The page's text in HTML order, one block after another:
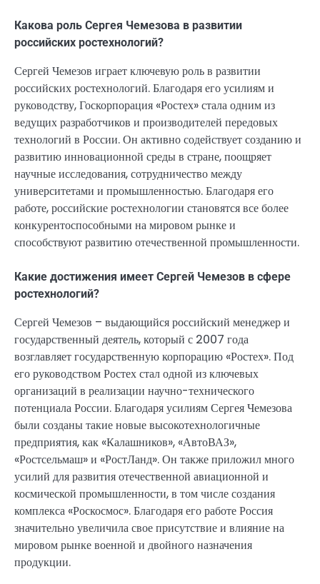
Какова роль Сергея Чемезова в развитии
российских ростехнологий?
Сергей Чемезов играет ключевую роль в развитии
российских ростехнологий. Благодаря его усилиям и
руководству, Госкорпорация «Ростех» стала одним из
ведущих разработчиков и производителей передовых
технологий в России. Он активно содействует созданию и
развитию инновационной среды в стране, поощряет
научные исследования, сотрудничество между
университетами и промышленностью. Благодаря его
работе, российские ростехнологии становятся все более
конкурентоспособными на мировом рынке и
способствуют развитию отечественной промышленности.
Какие достижения имеет Сергей Чемезов в сфере
ростехнологий?
Сергей Чемезов – выдающийся российский менеджер и
государственный деятель, который с 2007 года
возглавляет государственную корпорацию «Ростех». Под
его руководством Ростех стал одной из ключевых
организаций в реализации научно-технического
потенциала России. Благодаря усилиям Сергея Чемезова
были созданы такие новые высокотехнологичные
предприятия, как «Калашников», «АвтоВАЗ»,
«Ростсельмаш» и «РостЛанд». Он также приложил много
усилий для развития отечественной авиационной и
космической промышленности, в том числе создания
комплекса «Роскосмос». Благодаря его работе Россия
значительно увеличила свое присутствие и влияние на
мировом рынке военной и двойного назначения
продукции.